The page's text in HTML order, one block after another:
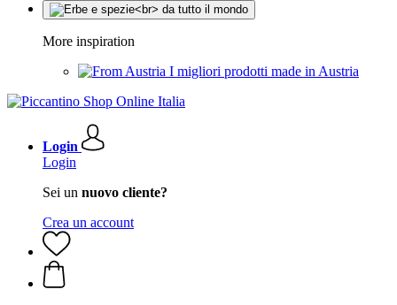
More inspiration
I migliori prodotti made in Austria
Login
Login
Sei un nuovo cliente?
Crea un account